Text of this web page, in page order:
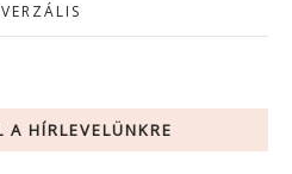
A HÍRLEVELÜNKRE